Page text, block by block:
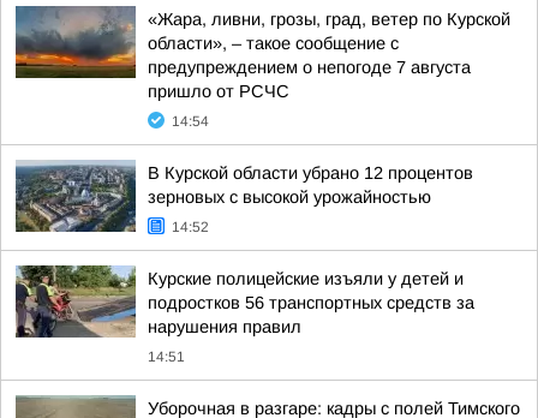
«Жара, ливни, грозы, град, ветер по Курской
области», – такое сообщение с
предупреждением о непогоде 7 августа
пришло от РСЧС
14:54
В Курской области убрано 12 процентов
зерновых с высокой урожайностью
14:52
Курские полицейские изъяли у детей и
подростков 56 транспортных средств за
нарушения правил
14:51
Уборочная в разгаре: кадры с полей Тимского